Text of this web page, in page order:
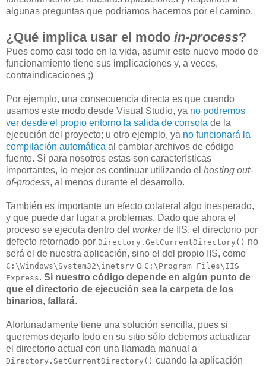
algunas preguntas que podríamos hacernos por el camino.
¿Qué implica usar el modo in-process?
Pues como casi todo en la vida, asumir este nuevo modo de
funcionamiento tiene sus implicaciones y, a veces,
contraindicaciones ;)
Por ejemplo, una consecuencia directa es que cuando
usamos este modo desde Visual Studio, ya no podremos
ver desde el propio entorno la salida de consola de la
ejecución del proyecto; u otro ejemplo, ya no funcionará la
compilación automática al cambiar archivos de código
fuente. Si para nosotros estas son características
importantes, lo mejor es continuar utilizando el hosting out-
of-process, al menos durante el desarrollo.
También es importante un efecto colateral algo inesperado,
y que puede dar lugar a problemas. Dado que ahora el
proceso se ejecuta dentro del workerde IIS, el directorio por
defecto retornado por Directory.GetCurrentDirectory() no
será el de nuestra aplicación, sino el del propio IIS, como
C:\Windows\System32\inetsrv o C:\Program Files\IIS
Express. Si nuestro código depende en algún punto de
que el directorio de ejecución sea la carpeta de los
binarios, fallará.
Afortunadamente tiene una solución sencilla, pues si
queremos dejarlo todo en su sitio sólo debemos actualizar
el directorio actual con una llamada manual a
Directory.SetCurrentDirectory() cuando la aplicación